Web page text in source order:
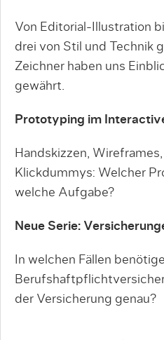
Von Editorial-Illustration
drei von Stil und Technik
Zeichner haben uns
gewährt.
Prototyping im
Handskizzen,
Klickdummys: Welcher
welche Aufgabe?
Neue Serie:
In welchen Fällen
der Versicherung genau?